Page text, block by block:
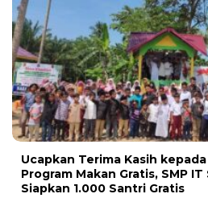
Ucapkan Terima Kasih
Program Makan Gratis, SMP
Siapkan 1.000 Santri Gratis